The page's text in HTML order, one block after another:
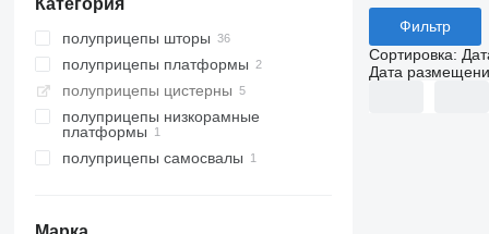
Категория
полуприцепы шторы
полуприцепы платформы
полуприцепы цистерны
полуприцепы низкорамные
платформы
полуприцепы самосвалы
Фильтр
Сортировка:
Дата